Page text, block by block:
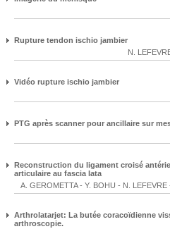
Rupture tendon ischio jambier
N.
Vidéo rupture ischio jambier
PTG après scanner pour ancillaire sur
Reconstruction du ligament croisé
articulaire au fascia lata
A. GEROMETTA- Y. BOHU - N. LEFEVRE
Arthrolatarjet: La butée coracoïdienne
arthroscopie.